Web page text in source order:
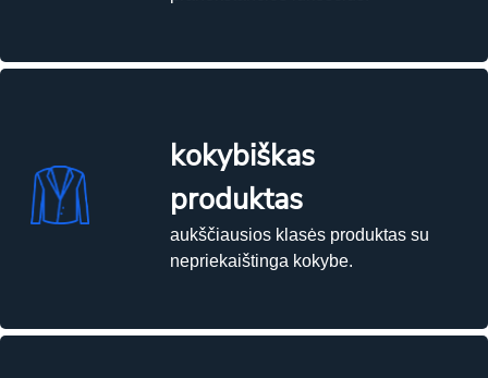
kokybiškas
produktas
aukščiausios klasės produktas su
nepriekaištinga kokybe.